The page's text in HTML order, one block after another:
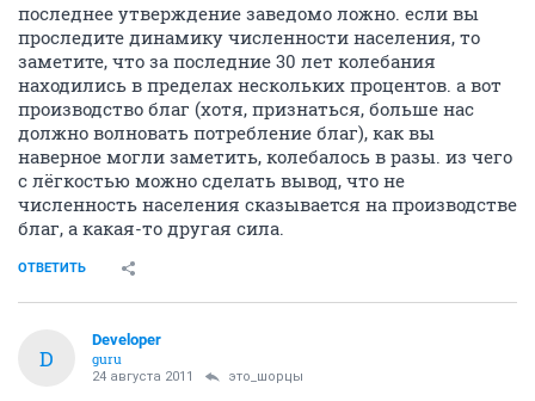
последнее утверждение заведомо ложно. если вы
проследите динамику численности населения, то
заметите, что за последние 30 лет колебания
находились в пределах нескольких процентов. а вот
производство благ (хотя, признаться, больше нас
должно волновать потребление благ), как вы
наверное могли заметить, колебалось в разы. из чего
с лёгкостью можно сделать вывод, что не
численность населения сказывается на производстве
благ, а какая-то другая сила.
ОТВЕТИТЬ
D
Developer
guru
24 августа 2011 это_шорцы